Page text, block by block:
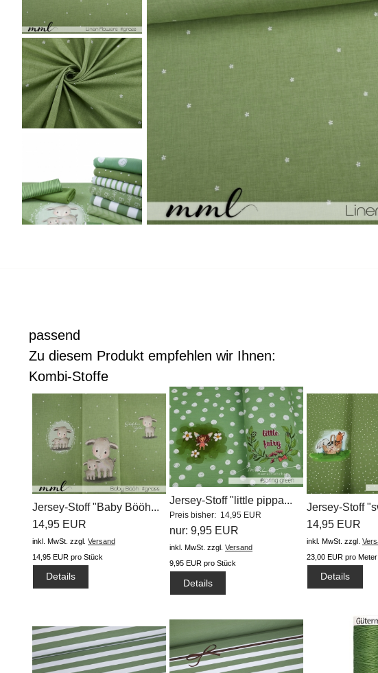
passend
Zu diesem Produkt empfehlen wir Ihnen:
Kombi-Stoffe
Jersey-Stoff "Baby Bööh...
14,95 EUR
inkl. MwSt. zzgl. Versand
14,95 EUR pro Stück
Details
Jersey-Stoff "little pippa...
Preis bisher: 14,95 EUR
nur: 9,95 EUR
inkl. MwSt. zzgl. Versand
9,95 EUR pro Stück
Details
Jersey-Stoff
14,95 EUR
inkl. MwSt. zzgl.
23,00 EUR pro Meter
Details